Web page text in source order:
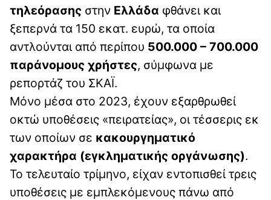
τηλεόρασης στην Ελλάδα φθάνει και
ξεπερνά τα 150 εκατ. ευρώ, τα οποία
αντλούνται από περίπου 500.000 – 700.000
παράνομους χρήστες, σύμφωνα με
ρεπορτάζ του ΣΚΑΪ.
Μόνο μέσα στο 2023, έχουν εξαρθρωθεί
οκτώ υποθέσεις «πειρατείας», οι τέσσερις εκ
των οποίων σε κακουργηματικό
χαρακτήρα (εγκληματικής οργάνωσης).
Το τελευταίο τρίμηνο, είχαν εντοπισθεί τρεις
υποθέσεις με εμπλεκόμενους πάνω από